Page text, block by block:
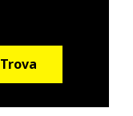
Trova